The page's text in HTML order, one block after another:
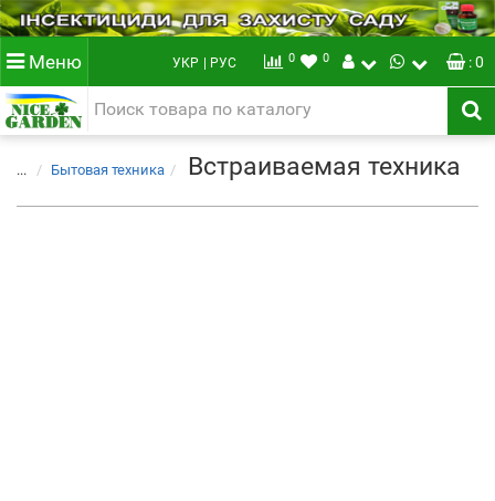
Меню УКР | РУС 0 0 : 0
... Бытовая техника Встраиваемая техника